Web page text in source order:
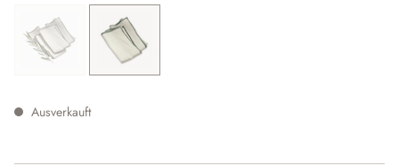
beige/braun
(Diese Option ist zurzeit nicht verfügbar.)
beige/grün
(Diese Option ist zurzeit nicht verfügbar.)
Ausverkauft